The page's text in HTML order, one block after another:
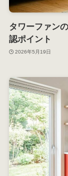
タワーファン
認ポイント
2026年5月19日